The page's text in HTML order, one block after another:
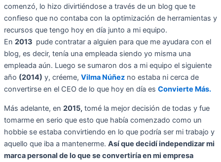
comenzó, lo hizo divirtiéndose a través de un blog que te
confieso que no contaba con la optimización de herramientas y
recursos que tengo hoy en día junto a mi equipo.
En 2013 pude contratar a alguien para que me ayudara con el
blog, es decir, tenía una empleada siendo yo misma una
empleada aún. Luego se sumaron dos a mi equipo el siguiente
año (2014) y, créeme, Vilma Núñez no estaba ni cerca de
convertirse en el CEO de lo que hoy en día es Convierte Más.
Más adelante, en 2015, tomé la mejor decisión de todas y fue
tomarme en serio que esto que había comenzado como un
hobbie se estaba convirtiendo en lo que podría ser mi trabajo y
aquello que iba a mantenerme. Así que decidí independizar mi
marca personal de lo que se convertiría en mi empresa